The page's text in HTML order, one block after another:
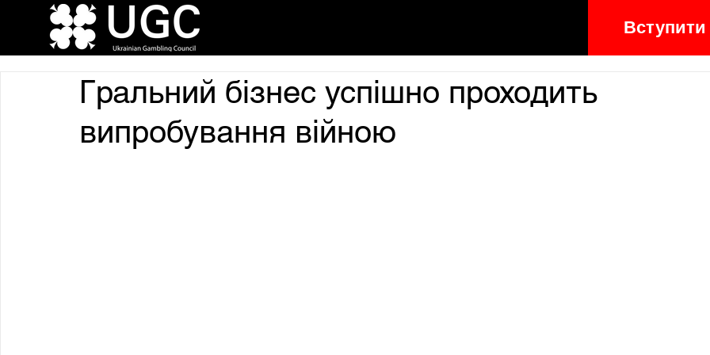
Вступити
Гральний бізнес успішно проходить
випробування війною